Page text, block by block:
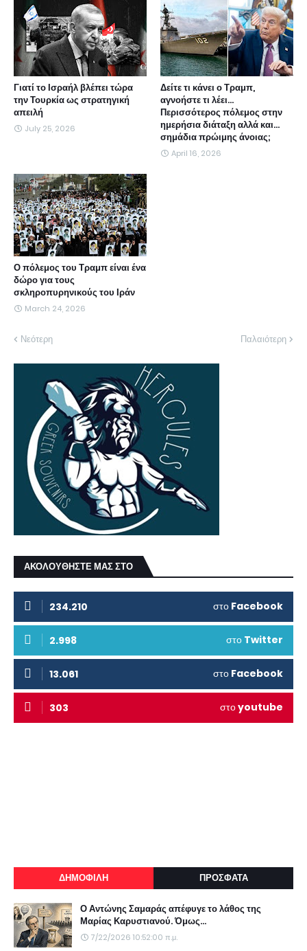
Γιατί το Ισραήλ βλέπει τώρα
την Τουρκία ως στρατηγική
απειλή
July 25, 2026
Δείτε τι κάνει ο Τραμπ,
αγνοήστε τι λέει...
Περισσότερος πόλεμος στην
ημερήσια διάταξη αλλά και...
σημάδια πρώιμης άνοιας;
April 16, 2026
Ο πόλεμος του Τραμπ είναι ένα
δώρο για τους
σκληροπυρηνικούς του Ιράν
March 24, 2026
Νεότερη Παλαιότερη
ΑΚΟΛΟΥΘΗΣΤΕ ΜΑΣ ΣΤΟ
234.210 στο Facebook
2.998 στο Twitter
13.061 στο Facebook
303 στοyoutube
ΔΗΜΟΦΙΛΗ ΠΡΟΣΦΑΤΑ
Ο Αντώνης Σαμαράς απέφυγε το λάθος της
Μαρίας Καρυστιανού. Όμως...
7/22/2026 10:52:00 π.μ.